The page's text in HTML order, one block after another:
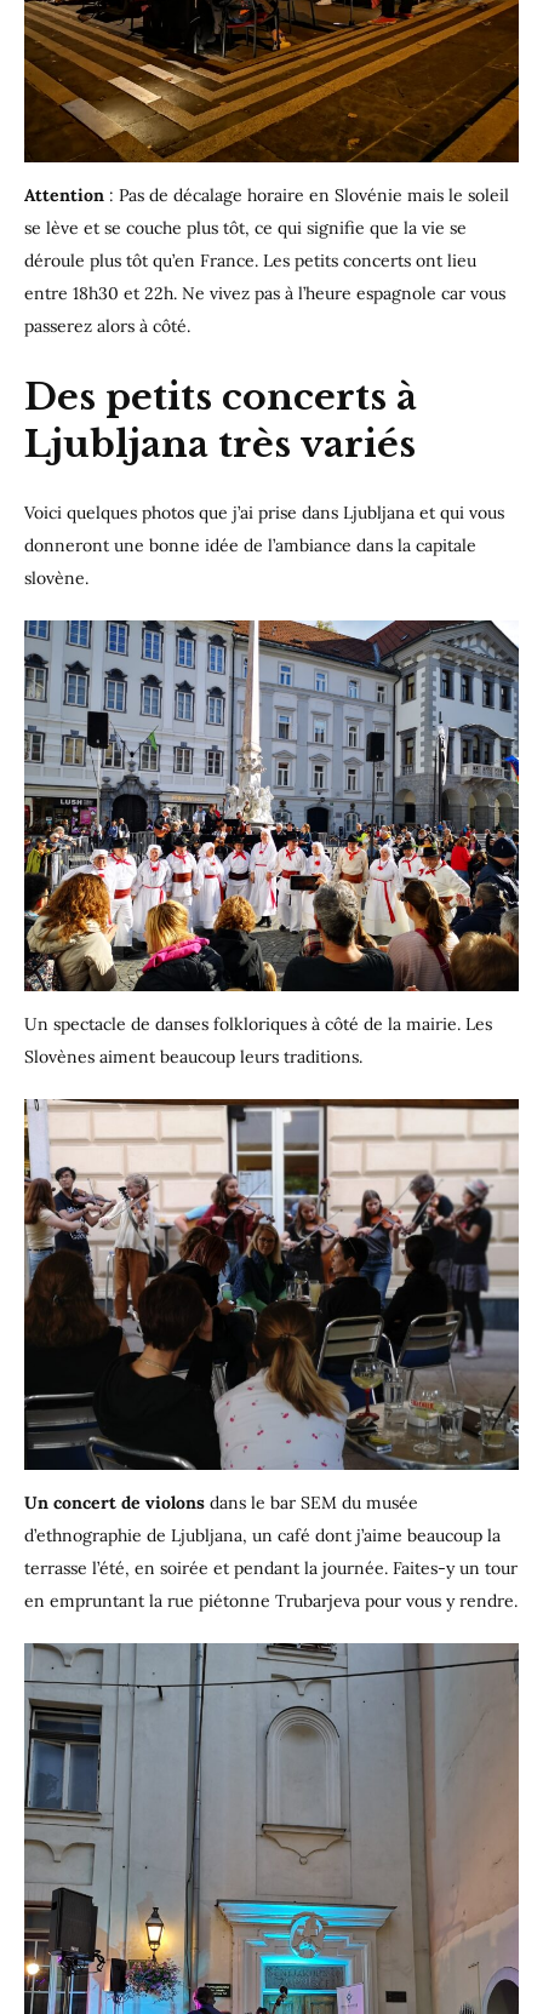
Attention : Pas de décalage horaire en Slovénie mais le soleil
se lève et se couche plus tôt, ce qui signifie que la vie se
déroule plus tôt qu’en France. Les petits concerts ont lieu
entre 18h30 et 22h. Ne vivez pas à l’heure espagnole car vous
passerez alors à côté.
Des petits concerts à
Ljubljana très variés
Voici quelques photos que j’ai prise dans Ljubljana et qui vous
donneront une bonne idée de l’ambiance dans la capitale
slovène.
Un spectacle de danses folkloriques à côté de la mairie. Les
Slovènes aiment beaucoup leurs traditions.
Un concert de violons dans le bar SEM du musée
d’ethnographie de Ljubljana, un café dont j’aime beaucoup la
terrasse l’été, en soirée et pendant la journée. Faites-y un tour
en empruntant la rue piétonne Trubarjeva pour vous y rendre.